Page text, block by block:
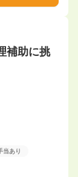
補助に挑
当あり